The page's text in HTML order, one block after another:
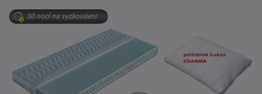
30 nocí na vyzkoušení